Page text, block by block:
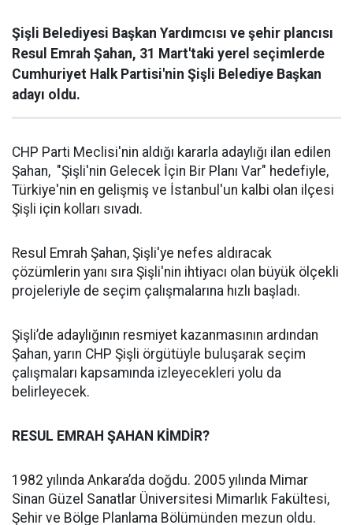
Şişli Belediyesi Başkan Yardımcısı ve şehir plancısı
Resul Emrah Şahan, 31 Mart'taki yerel seçimlerde
Cumhuriyet Halk Partisi'nin Şişli Belediye Başkan
adayı oldu.
CHP Parti Meclisi'nin aldığı kararla adaylığı ilan edilen
Şahan, "Şişli'nin Gelecek İçin Bir Planı Var" hedefiyle,
Türkiye'nin en gelişmiş ve İstanbul'un kalbi olan ilçesi
Şişli için kolları sıvadı.
Resul Emrah Şahan, Şişli'ye nefes aldıracak
çözümlerin yanı sıra Şişli'nin ihtiyacı olan büyük ölçekli
projeleriyle de seçim çalışmalarına hızlı başladı.
Şişli’de adaylığının resmiyet kazanmasının ardından
Şahan, yarın CHP Şişli örgütüyle buluşarak seçim
çalışmaları kapsamında izleyecekleri yolu da
belirleyecek.
RESUL EMRAH ŞAHAN KİMDİR?
1982 yılında Ankara’da doğdu. 2005 yılında Mimar
Sinan Güzel Sanatlar Üniversitesi Mimarlık Fakültesi,
Şehir ve Bölge Planlama Bölümünden mezun oldu.